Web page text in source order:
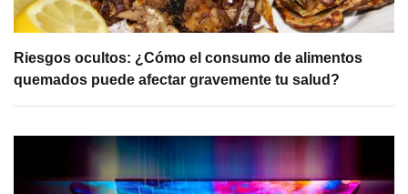
Riesgos ocultos: ¿Cómo el consumo de alimentos
quemados puede afectar gravemente tu salud?